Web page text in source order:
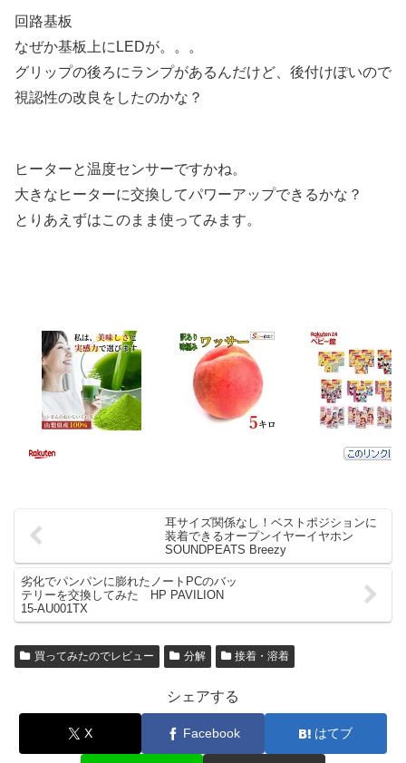
回路基板
なぜか基板上にLEDが。。。
グリップの後ろにランプがあるんだけど、後付けぽいので
視認性の改良をしたのかな？
ヒーターと温度センサーですかね。
大きなヒーターに交換してパワーアップできるかな？
とりあえずはこのまま使ってみます。
耳サイズ関係なし！ベストポジションに
装着できるオープンイヤーイヤホン
SOUNDPEATS Breezy
劣化でパンパンに膨れたノートPCのバッ
テリーを交換してみた HP PAVILION
15-AU001TX
買ってみたのでレビュー 分解 接着・溶着
シェアする
X Facebook はてブ